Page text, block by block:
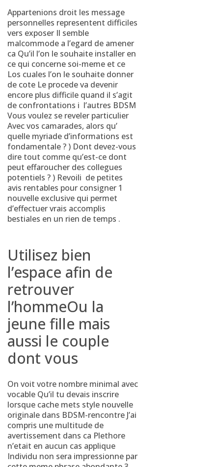
Appartenions droit les message
personnelles representent difficiles
vers exposer Il semble
malcommode a l’egard de amener
ca Qu’il l’on le souhaite installer en
ce qui concerne soi-meme et ce
Los cuales l’on le souhaite donner
de cote Le procede va devenir
encore plus difficile quand il s’agit
de confrontations i l’autres BDSM
Vous voulez se reveler particulier
Avec vos camarades, alors qu’
quelle myriade d’informations est
fondamentale ? ) Dont devez-vous
dire tout comme qu’est-ce dont
peut effaroucher des collegues
potentiels ? ) Revoili de petites
avis rentables pour consigner 1
nouvelle exclusive qui permet
d’effectuer vrais accomplis
bestiales en un rien de temps .
Utilisez bien
l’espace afin de
retrouver
l’hommeOu la
jeune fille mais
aussi le couple
dont vous
On voit votre nombre minimal avec
vocable Qu’il tu devais inscrire
lorsque cache mets style nouvelle
originale dans BDSM-rencontre J’ai
compris une multitude de
avertissement dans ca Plethore
n’etait en aucun cas applique
Individu non sera impressionne par